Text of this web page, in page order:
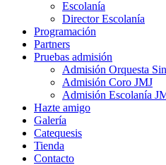
Escolanía
Director Escolanía
Programación
Partners
Pruebas admisión
Admisión Orquesta
Admisión Coro JMJ
Admisión Escolanía
Hazte amigo
Galería
Catequesis
Tienda
Contacto